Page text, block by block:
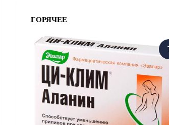
ГОРЯЧЕЕ